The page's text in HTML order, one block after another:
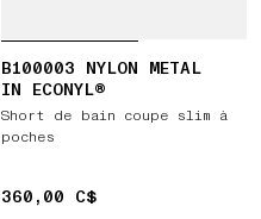
B100003 NYLON METAL
IN ECONYL®
Short de bain coupe slim à
poches
360,00 C$
360,00 C$